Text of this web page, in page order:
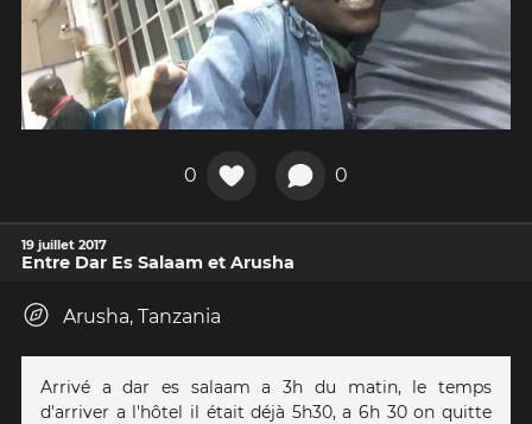
0 0
19 juillet 2017
Entre Dar Es Salaam et Arusha
Arusha, Tanzania
Arrivé a dar es salaam a 3h du matin, le temps
d'arriver a l'hôtel il était déjà 5h30, a 6h 30 on quitte